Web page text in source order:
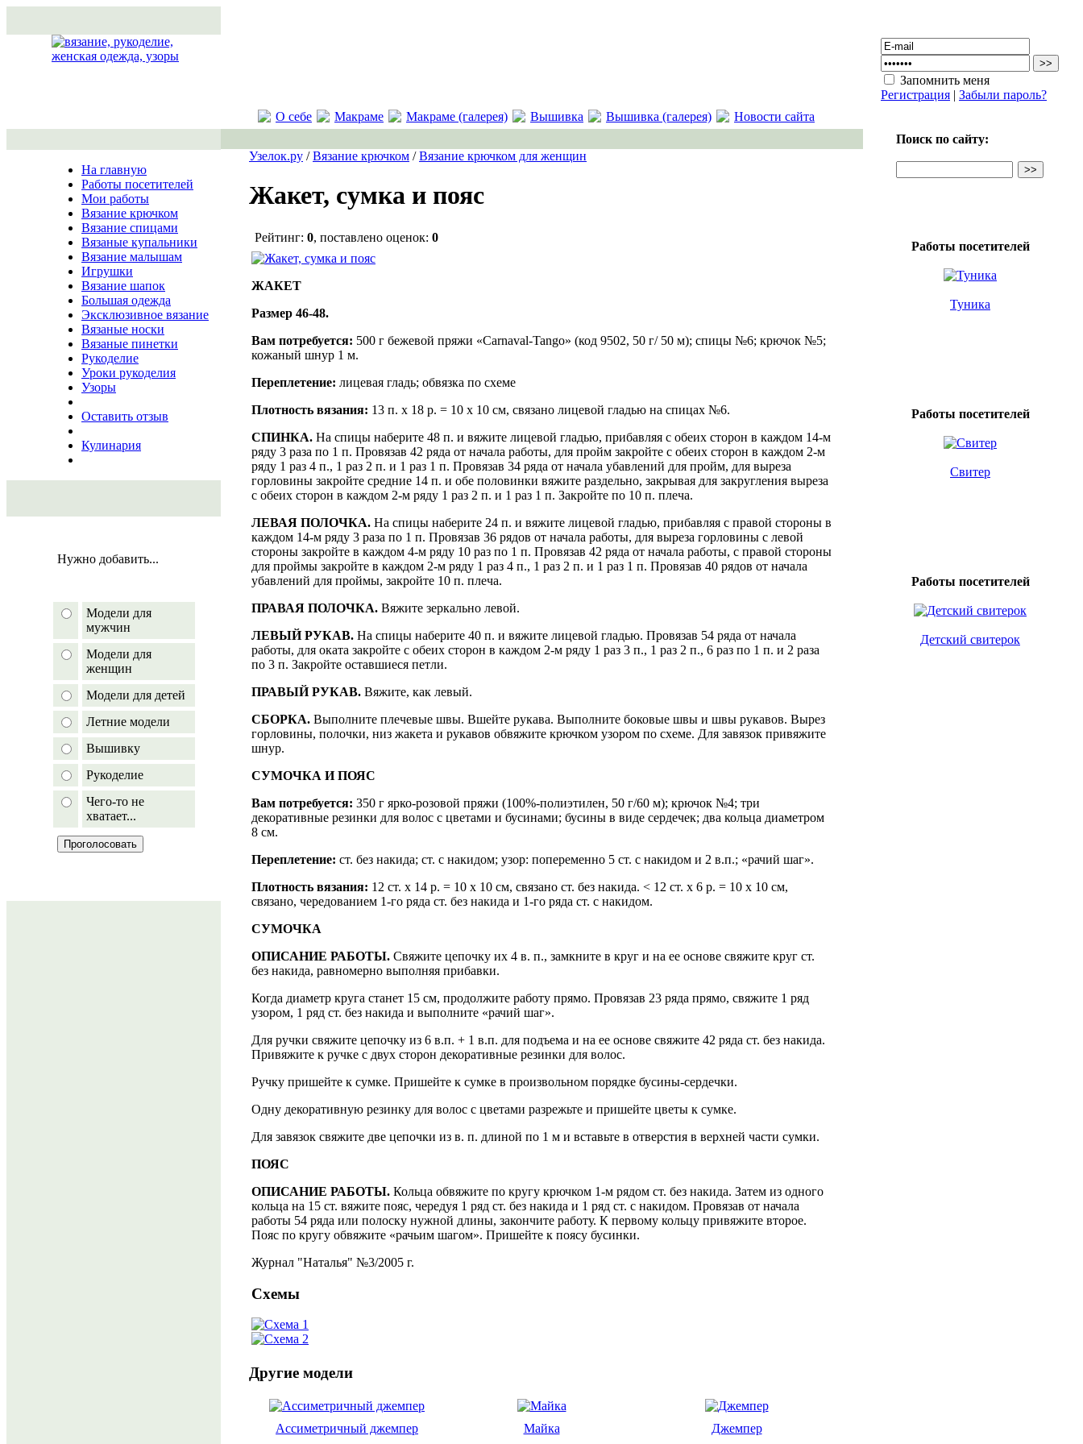
Запомнить меня
Регистрация | Забыли пароль?
О себе
Макраме Макраме (галерея) Вышивка Вышивка (галерея) Новости сайта
На главную
Работы посетителей
Мои работы
Вязание крючком
Вязание спицами
Вязаные купальники
Вязание малышам
Игрушки
Вязание шапок
Большая одежда
Эксклюзивное вязание
Вязаные носки
Вязаные пинетки
Рукоделие
Уроки рукоделия
Узоры
Оставить отзыв
Кулинария
Нужно добавить...
Модели для
мужчин
Модели для
женщин
Модели для детей
Летние модели
Вышивку
Рукоделие
Чего-то не
хватает...
Узелок.ру /Вязание крючком /Вязание крючком для женщин
Жакет, сумка и пояс
Рейтинг: 0, поставлено оценок: 0
ЖАКЕТ
Размер 46-48.
Вам потребуется: 500 г бежевой пряжи «Carnaval-Tango» (код 9502, 50 г/ 50 м); спицы №6; крючок №5;
кожаный шнур 1 м.
Переплетение: лицевая гладь; обвязка по схеме
Плотность вязания: 13 п. х 18 р. = 10 х 10 см, связано лицевой гладью на спицах №6.
СПИНКА. На спицы наберите 48 п. и вяжите лицевой гладью, прибавляя с обеих сторон в каждом 14-м
ряду 3 раза по 1 п. Провязав 42 ряда от начала работы, для пройм закройте с обеих сторон в каждом 2-м
ряду 1 раз 4 п., 1 раз 2 п. и 1 раз 1 п. Провязав 34 ряда от начала убавлений для пройм, для выреза
горловины закройте средние 14 п. и обе половинки вяжите раздельно, закрывая для закругления выреза
с обеих сторон в каждом 2-м ряду 1 раз 2 п. и 1 раз 1 п. Закройте по 10 п. плеча.
ЛЕВАЯ ПОЛОЧКА. На спицы наберите 24 п. и вяжите лицевой гладью, прибавляя с правой стороны в
каждом 14-м ряду 3 раза по 1 п. Провязав 36 рядов от начала работы, для выреза горловины с левой
стороны закройте в каждом 4-м ряду 10 раз по 1 п. Провязав 42 ряда от начала работы, с правой стороны
для проймы закройте в каждом 2-м ряду 1 раз 4 п., 1 раз 2 п. и 1 раз 1 п. Провязав 40 рядов от начала
убавлений для проймы, закройте 10 п. плеча.
ПРАВАЯ ПОЛОЧКА. Вяжите зеркально левой.
ЛЕВЫЙ РУКАВ. На спицы наберите 40 п. и вяжите лицевой гладью. Провязав 54 ряда от начала
работы, для оката закройте с обеих сторон в каждом 2-м ряду 1 раз 3 п., 1 раз 2 п., 6 раз по 1 п. и 2 раза
по 3 п. Закройте оставшиеся петли.
ПРАВЫЙ РУКАВ. Вяжите, как левый.
СБОРКА. Выполните плечевые швы. Вшейте рукава. Выполните боковые швы и швы рукавов. Вырез
горловины, полочки, низ жакета и рукавов обвяжите крючком узором по схеме. Для завязок привяжите
шнур.
СУМОЧКА И ПОЯС
Вам потребуется: 350 г ярко-розовой пряжи (100%-полиэтилен, 50 г/60 м); крючок №4; три
декоративные резинки для волос с цветами и бусинами; бусины в виде сердечек; два кольца диаметром
8 см.
Переплетение: ст. без накида; ст. с накидом; узор: попеременно 5 ст. с накидом и 2 в.п.; «рачий шаг».
Плотность вязания: 12 ст. х 14 р. = 10 х 10 см, связано ст. без накида. < 12 ст. х 6 р. = 10 х 10 см,
связано, чередованием 1-го ряда ст. без накида и 1-го ряда ст. с накидом.
СУМОЧКА
ОПИСАНИЕ РАБОТЫ. Свяжите цепочку их 4 в. п., замкните в круг и на ее основе свяжите круг ст.
без накида, равномерно выполняя прибавки.
Когда диаметр круга станет 15 см, продолжите работу прямо. Провязав 23 ряда прямо, свяжите 1 ряд
узором, 1 ряд ст. без накида и выполните «рачий шаг».
Для ручки свяжите цепочку из 6 в.п. + 1 в.п. для подъема и на ее основе свяжите 42 ряда ст. без накида.
Привяжите к ручке с двух сторон декоративные резинки для волос.
Ручку пришейте к сумке. Пришейте к сумке в произвольном порядке бусины-сердечки.
Одну декоративную резинку для волос с цветами разрежьте и пришейте цветы к сумке.
Для завязок свяжите две цепочки из в. п. длиной по 1 м и вставьте в отверстия в верхней части сумки.
ПОЯС
ОПИСАНИЕ РАБОТЫ. Кольца обвяжите по кругу крючком 1-м рядом ст. без накида. Затем из одного
кольца на 15 ст. вяжите пояс, чередуя 1 ряд ст. без накида и 1 ряд ст. с накидом. Провязав от начала
работы 54 ряда или полоску нужной длины, закончите работу. К первому кольцу привяжите второе.
Пояс по кругу обвяжите «рачьим шагом». Пришейте к поясу бусинки.
Журнал "Наталья" №3/2005 г.
Схемы
Другие модели
Ассиметричный джемпер Майка Джемпер
Поиск по сайту:
Работы посетителей
Туника
Работы посетителей
Свитер
Работы посетителей
Детский свитерок